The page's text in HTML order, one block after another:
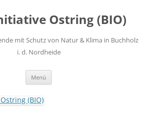
Ostring (BIO)
mit Schutz von Natur & Klima in Buchholz
i. d. Nordheide
Menü